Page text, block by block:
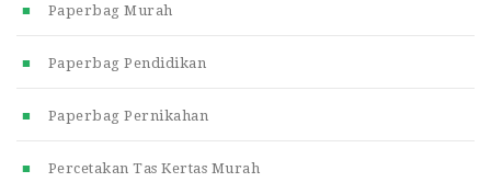
Paperbag Murah
Paperbag Pendidikan
Paperbag Pernikahan
Percetakan Tas Kertas Murah